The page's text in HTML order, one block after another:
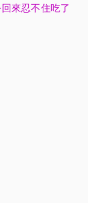
來忍不住吃了